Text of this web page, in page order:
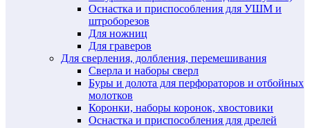
Оснастка и приспособления для УШМ и
штроборезов
Для ножниц
Для граверов
Для сверления, долбления, перемешивания
Сверла и наборы сверл
Буры и долота для перфораторов и отбойных
молотков
Коронки, наборы коронок, хвостовики
Оснастка и приспособления для дрелей